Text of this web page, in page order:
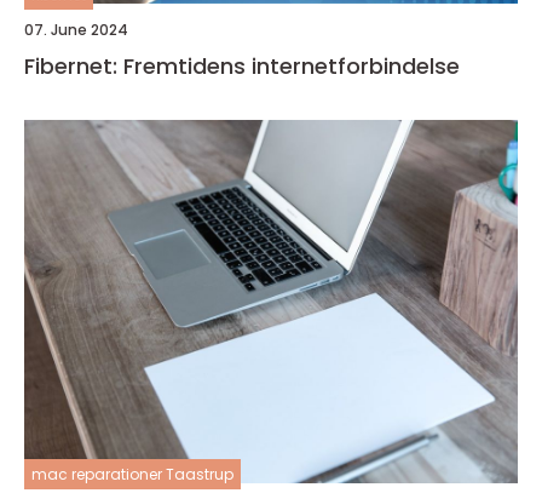
07. June 2024
Fibernet: Fremtidens internetforbindelse
mac reparationer Taastrup